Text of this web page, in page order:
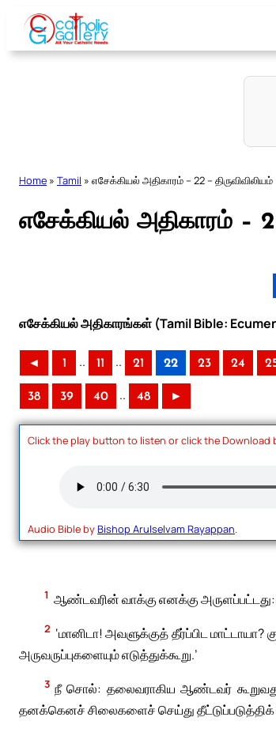
Skip
content
Home » Tamil » எசேக்கியல் அதிகாரம் – 22 – திருவிவிலியம்
எசேக்கியல் அதிகாரம் –
எசேக்கியல் அதிகாரங்கள் (Tamil Bible:
◄ 1 .. 11 .. 21 22 23 24
38 39 40 .. 48 ►
Click the play button to listen or click the Download
Audio Bible byBishop Arulselvam Rayappan.
1 ஆண்டவரின் வாக்கு எனக்கு அருளப்பட்டது:
2 ‘மானிடா! அவளுக்குத் தீர்ப்பிட
அருவருப்புகளையும் எடுத்துக்கூறு.’
3 நீ சொல்: தலைவராகிய ஆண்டவர்
தனக்கெனச் சிலைகளைச் செய்து